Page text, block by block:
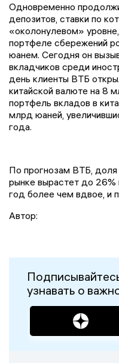
Одновременно
депозитов, ставки по
«околонулевом»
портфеле сбережений
юанем. Сегодня он
вкладчиков среди
день клиенты ВТБ
китайской валюте на 8
портфель вкладов в
млрд юаней,
года.
По прогнозам ВТБ, доля
рынке вырастет до 26%
год более чем вдвое, и
Автор:
узнавать о